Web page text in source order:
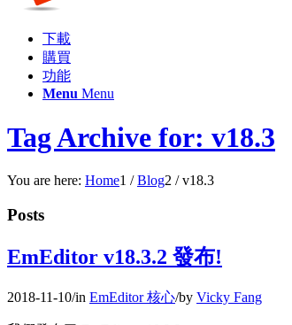
下載
購買
功能
Menu Menu
Tag Archive for: v18.3
You are here: Home1 / Blog2 / v18.3
Posts
EmEditor v18.3.2 發布!
2018-11-10/in EmEditor 核心/by Vicky Fang